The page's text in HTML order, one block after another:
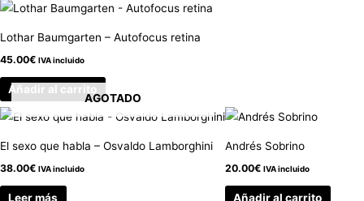
Lothar Baumgarten – Autofocus retina
45.00€ IVA incluido
Añadir al carrito
AGOTADO
El sexo que habla – Osvaldo Lamborghini
38.00€ IVA incluido
Leer más
Andrés Sobrino
20.00€ IVA incluido
Añadir al carrito